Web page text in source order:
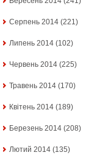
Серпень 2014 (221)
Липень 2014 (102)
Червень 2014 (225)
Травень 2014 (170)
Квітень 2014 (189)
Березень 2014 (208)
Лютий 2014 (135)